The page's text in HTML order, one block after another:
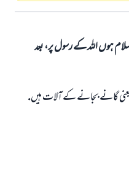
ہوں اللہ کے رسول پر، بعد
يعنى گانے بجانے كے آلات ہيں.